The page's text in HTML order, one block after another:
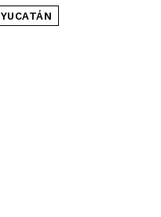
YUCATÁN